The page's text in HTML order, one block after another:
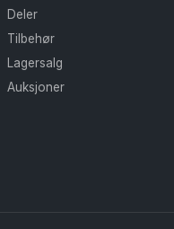
Deler
Tilbehør
Lagersalg
Auksjoner